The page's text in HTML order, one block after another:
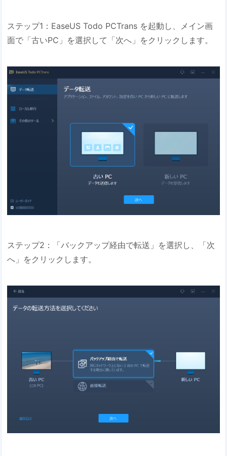
ステップ1：EaseUS Todo PCTrans を起動し、メイン画
面で「古いPC」を選択して「次へ」をクリックします。
ステップ2：「バックアップ経由で転送」を選択し、「次
へ」をクリックします。